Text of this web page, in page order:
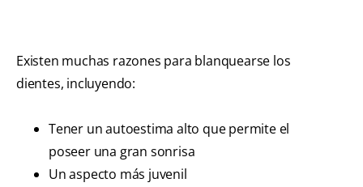
Existen muchas razones para blanquearse los
dientes, incluyendo:
Tener un autoestima alto que permite el
poseer una gran sonrisa
Un aspecto más juvenil